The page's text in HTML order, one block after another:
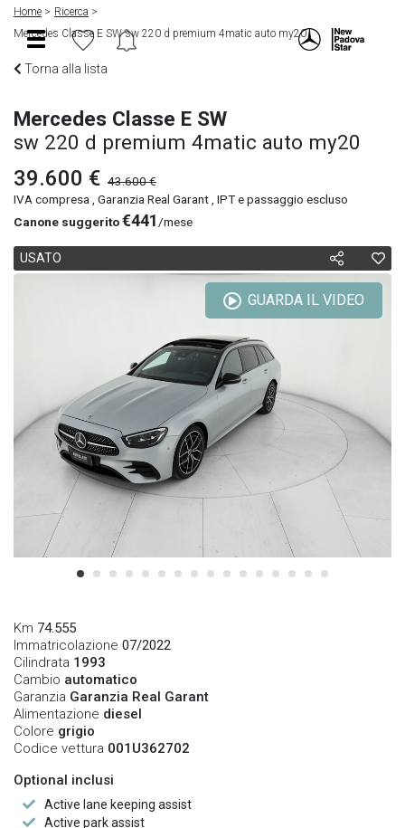
Home
Ricerca
Mercedes Classe E SW sw 220 d premium 4matic auto my20
Torna alla lista
Mercedes Classe E SW
sw 220 d premium 4matic auto my20
39.600 € 43.600 €
IVA compresa , Garanzia Real Garant , IPT e passaggio escluso
Canone suggerito€441 /mese
USATO
GUARDA IL VIDEO
Km 74.555
Immatricolazione 07/2022
Cilindrata 1993
Cambio automatico
Garanzia Garanzia Real Garant
Alimentazione diesel
Colore grigio
Codice vettura 001U362702
Optional inclusi
Active lane keeping assist
Active park assist